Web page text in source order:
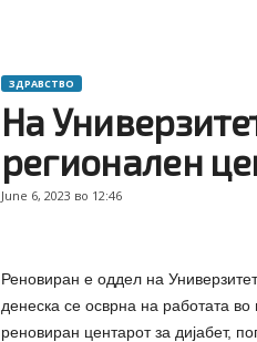
ЗДРАВСТВО
На
регионален
June 6, 2023 во 12:46
Реновиран е оддел на
денеска се осврна на работата
реновиран центарот за дијабет,